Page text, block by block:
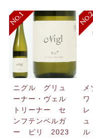
ニグル グリュ
ーナー・ヴェル
トリーナー セ
ンフテンベルガ
ー ピリ 2023
ワ
レ
ュ